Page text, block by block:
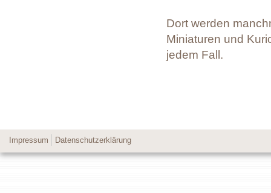
Dort werden
Miniaturen und
jedem Fall.
Impressum Datenschutzerklärung